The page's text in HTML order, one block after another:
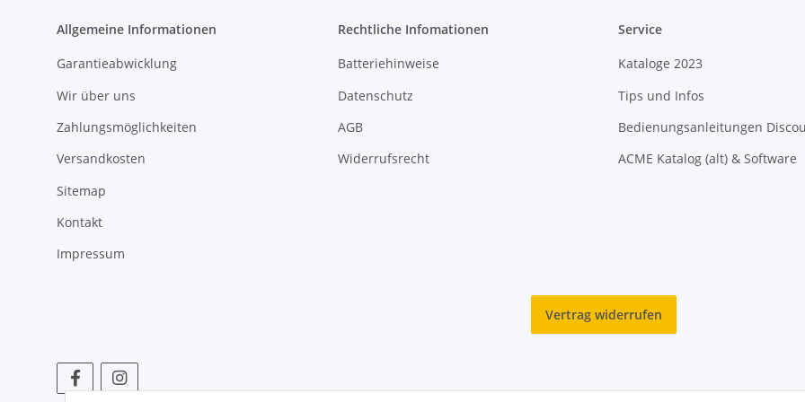
Allgemeine Informationen
Garantieabwicklung
Wir über uns
Zahlungsmöglichkeiten
Versandkosten
Sitemap
Kontakt
Impressum
Rechtliche Infomationen
Batteriehinweise
Datenschutz
AGB
Widerrufsrecht
Service
Kataloge 2023
Tips und Infos
Bedienungsanleitungen
ACME Katalog (alt) & Software
Vertrag widerrufen